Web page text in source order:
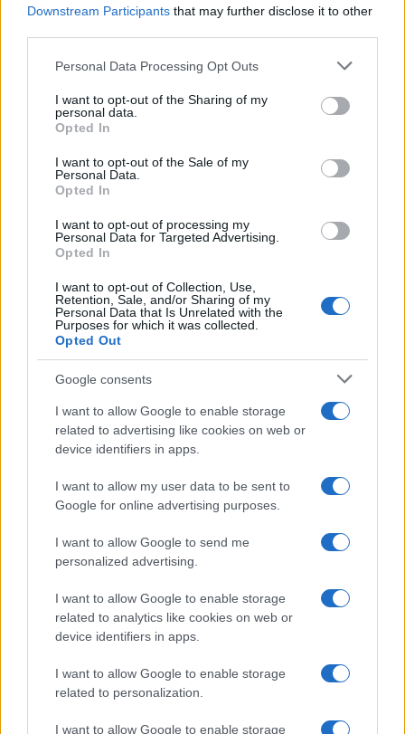
Downstream Participants that may further disclose it to other
Please note that this website/app uses one or more Google
not limited to your visit or usage behaviour. You may click to
grant or deny consent to Google and its third-party tags to
use your data for below specified purposes in below Google
consent section.
Personal Data Processing Opt Outs
I want to opt-out of the Sharing of my
personal data.
Opted In
I want to opt-out of the Sale of my
Personal Data.
Opted In
I want to opt-out of processing my
Personal Data for Targeted Advertising.
Opted In
I want to opt-out of Collection, Use,
Retention, Sale, and/or Sharing of my
Personal Data that Is Unrelated with the
Purposes for which it was collected.
Opted Out
Google consents
I want to allow Google to enable storage
related to advertising like cookies on web or
device identifiers in apps.
I want to allow my user data to be sent to
Google for online advertising purposes.
I want to allow Google to send me
personalized advertising.
I want to allow Google to enable storage
related to analytics like cookies on web or
device identifiers in apps.
I want to allow Google to enable storage
related to personalization.
I want to allow Google to enable storage
Please login to comment
COMMENTS
Oldest
Famed Member
11 Μαΐου 2025 20:48
#670793
Εξαίρετη πρωτοβουλία η εκδήλωση, και σίγουρα όχι
“καρναβάλια”, όπως είχε χαρακτηρίσει την αντίστοιχη στα 100α
Ελευθέρια της πόλεως μας (Θεσσαλονίκης) ο τότε δήμαρχός της
11 Μαΐου 2025 21:22
#670802
ΔΟΞΑ ΚΑΙ ΤΙΜΗ !
Reply